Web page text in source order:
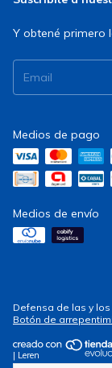
Y obtené primero
Medios de pago
Medios de envío
Defensa de las y
Botón de
| Leren